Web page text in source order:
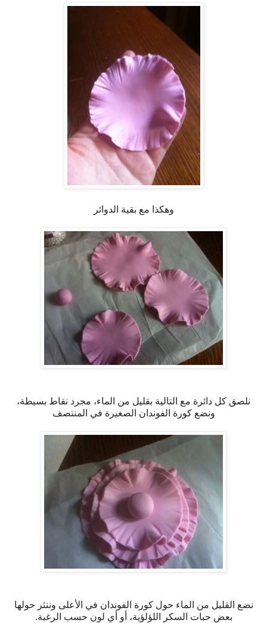
وهكذا مع بقية الدوائر
نلصق كل دائرة مع التالية بقليل من الماء، مجرد نقاط بسيطة،
ونضع كورة الفوندان الصغيرة في المنتصف
نضع القليل من الماء حول كورة الفوندان في الأعلى وننثر حولها
بعض حبات السكر اللؤلؤية، أو أي لون حسب الرغبة.